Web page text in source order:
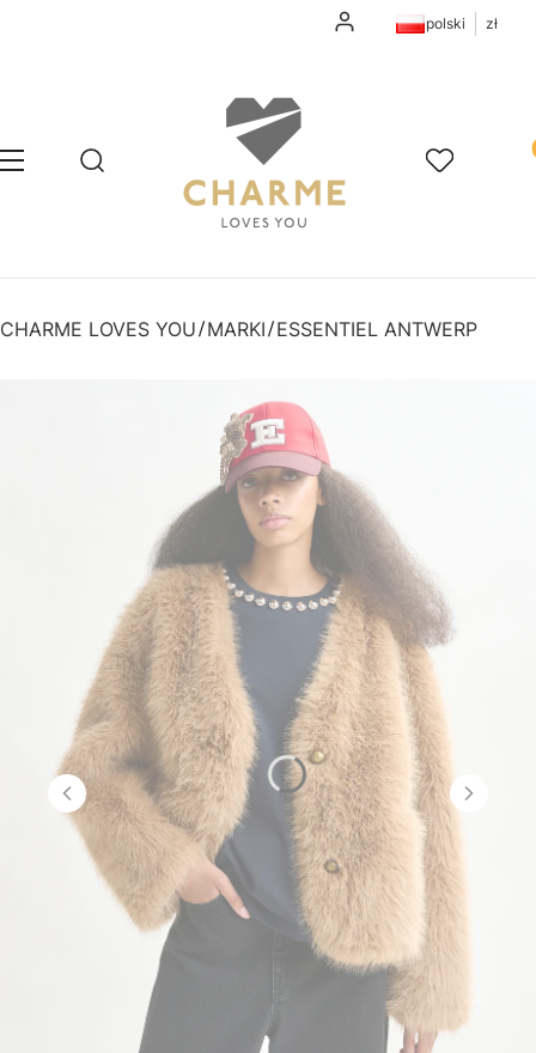
Zaloguj siępolski zł
Menu Otwórz wyszukiwarkę
Szukaj Ulubione
CHARME LOVES YOU MARKI ESSENTIEL ANTWERP